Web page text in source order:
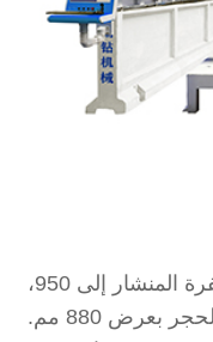
يتم تعديل المنشار المركزي لشفرة المنشار إلى 950،
مما يمكنه معالجة قطعتين من الحجر بعرض 880 مم.